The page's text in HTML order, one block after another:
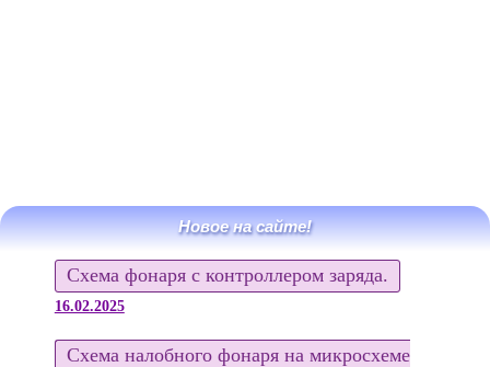
Новое на сайте!
Схема фонаря с контроллером заряда.
16.02.2025
Схема налобного фонаря на микросхеме